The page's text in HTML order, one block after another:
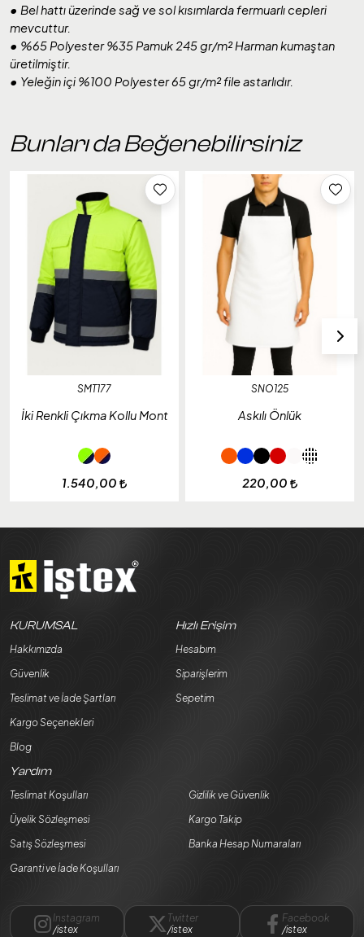
• Bel hattı üzerinde sağ ve sol kısımlarda fermuarlı cepleri
mevcuttur.
• %65 Polyester %35 Pamuk 245 gr/m² Harman kumaştan
üretilmiştir.
• Yeleğin içi %100 Polyester 65 gr/m² file astarlıdır.
Bunları da Beğenebilirsiniz
SMT177
İki Renkli Çıkma Kollu Mont
1.540,00
SNO125
Askılı Önlük
220,00
KURUMSAL
Hakkımızda
Güvenlik
Teslimat ve İade Şartları
Kargo Seçenekleri
Blog
Hızlı Erişim
Hesabım
Siparişlerim
Sepetim
Yardım
Teslimat Koşulları
Üyelik Sözleşmesi
Satış Sözleşmesi
Garanti ve İade Koşulları
Gizlilik ve Güvenlik
Kargo Takip
Banka Hesap Numaraları
Instagram
/istex
Twitter
/istex
Facebook
/istex